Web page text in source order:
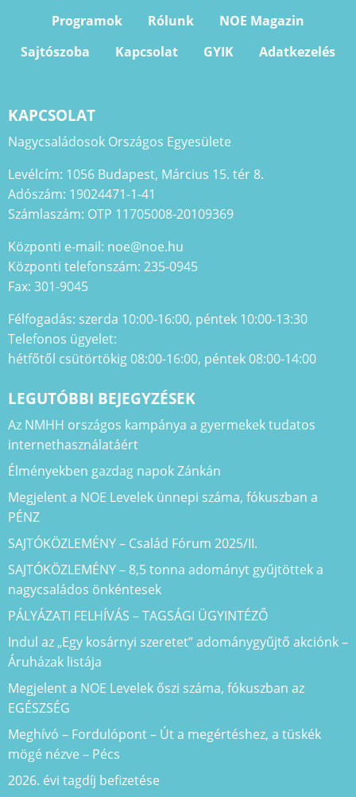
Programok
Rólunk
NOE Magazin
Sajtószoba
Kapcsolat GYIK Adatkezelés
KAPCSOLAT
Nagycsaládosok Országos Egyesülete
Levélcím: 1056 Budapest, Március 15. tér 8.
Adószám: 19024471-1-41
Számlaszám: OTP 11705008-20109369
Központi e-mail: noe@noe.hu
Központi telefonszám: 235-0945
Fax: 301-9045
Félfogadás: szerda 10:00-16:00, péntek 10:00-13:30
Telefonos ügyelet:
hétfőtől csütörtökig 08:00-16:00, péntek 08:00-14:00
LEGUTÓBBI BEJEGYZÉSEK
Az NMHH országos kampánya a gyermekek tudatos
internethasználatáért
Élményekben gazdag napok Zánkán
Megjelent a NOE Levelek ünnepi száma, fókuszban a
PÉNZ
SAJTÓKÖZLEMÉNY – Család Fórum 2025/II.
SAJTÓKÖZLEMÉNY – 8,5 tonna adományt gyűjtöttek a
nagycsaládos önkéntesek
PÁLYÁZATI FELHÍVÁS – TAGSÁGI ÜGYINTÉZŐ
Indul az „Egy kosárnyi szeretet” adománygyűjtő akciónk –
Áruházak listája
Megjelent a NOE Levelek őszi száma, fókuszban az
EGÉSZSÉG
Meghívó – Fordulópont – Út a megértéshez, a tüskék
mögé nézve – Pécs
2026. évi tagdíj befizetése